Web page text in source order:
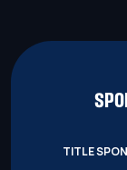
TITLE